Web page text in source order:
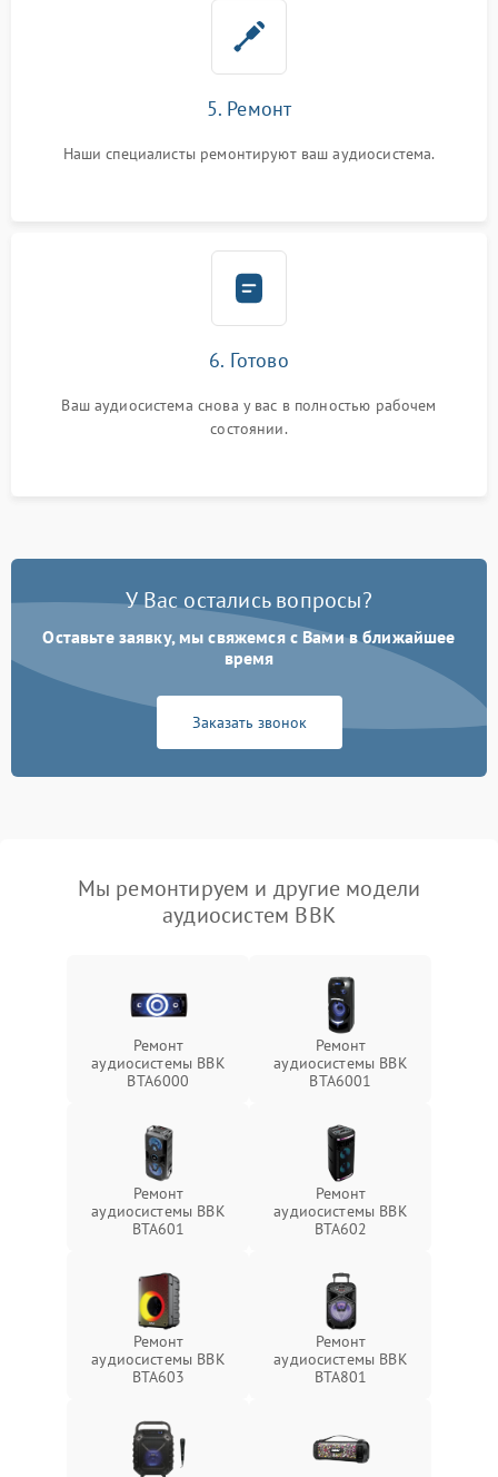
5. Ремонт
Наши специалисты ремонтируют ваш аудиосистема.
6. Готово
Ваш аудиосистема снова у вас в полностью рабочем
состоянии.
У Вас остались вопросы?
Оставьте заявку, мы свяжемся с Вами в ближайшее
время
Заказать звонок
Мы ремонтируем и другие модели
аудиосистем BBK
Ремонт
аудиосистемы BBK
BTA6000
Ремонт
аудиосистемы BBK
BTA6001
Ремонт
аудиосистемы BBK
BTA601
Ремонт
аудиосистемы BBK
BTA602
Ремонт
аудиосистемы BBK
BTA603
Ремонт
аудиосистемы BBK
BTA801